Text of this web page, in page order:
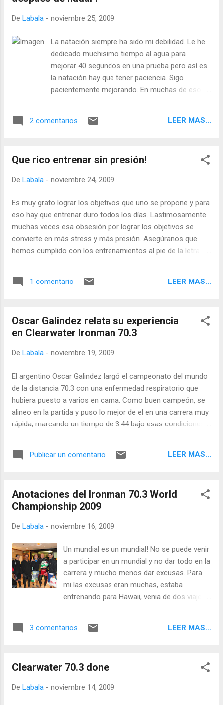
De Labala - noviembre 25, 2009
La natación siempre ha sido mi debilidad. Le he
dedicado muchisimo tiempo al agua para
mejorar 40 segundos en una prueba pero así es
la natación hay que tener paciencia. Sigo
pacientemente mejorando. En muchas de esos
cansado, con cero ganas de tirarse al agua, pero
trabajo. Tuve un día muy duro, pero totalmente
demandante. Estaba muy cansado cuando se
piscina como 30 minutos mas tarde de lo que
nada. Me cambie y como si el tiempo no
importara, me tire al agua. Tuve una sesión de
fuerza dura pero constante. Terminé la serie de
agua y era un hombre nuevo. Apenas estaba ya
2 comentarios LEER MAS...
Que rico entrenar sin presión!
De Labala - noviembre 24, 2009
Es muy grato lograr los objetivos que uno se propone y para
eso hay que entrenar duro todos los días. Lastimosamente
muchas veces esa obsesión por lograr los objetivos se
convierte en más stress y más presión. Asegúranos que
hemos cumplido con los entrenamientos al pie de la letra es
cumplir una sesión de entrenamiento en las etapas previas a
una competencia importante no me deja dormir! Es horrible
entrenamientos da una tranquilidad enorme de que estamos
listos para lo que venga. Estos días de offseason los
entrenar así. No quiero decir que no disfruto entrenar con
buena carrera, pero ahora que estamos en este periodo
donde no hay carreras en las próximas semanas, realmente
se puede disfrutar de los entr...
1 comentario LEER MAS...
Oscar Galindez relata su experiencia
en Clearwater Ironman 70.3
De Labala - noviembre 19, 2009
El argentino Oscar Galindez largó el campeonato del mundo
de la distancia 70.3 con una enfermedad respiratorio que
hubiera puesto a varios en cama. Como buen campeón, se
alineo en la partida y puso lo mejor de el en una carrera muy
rápida, marcando un tiempo de 3:44 bajo esas condiciones.
logro capatar este excelente vuideo de la corrida del duelo
Publicar un comentario LEER MAS...
Anotaciones del Ironman 70.3 World
Championship 2009
De Labala - noviembre 16, 2009
Un mundial es un mundial! No se puede venir
a participar en un mundial y no dar todo en la
carrera y mucho menos dar excusas. Para
mi las excusas eran muchas, estaba
entrenando para Hawaii, venia de dos viajes,
octubre, pero como dije antes, logre hacer
queria anotar algo de las vivencias de la
van: La Largada: Con la modalidad de time
3 comentarios LEER MAS...
Clearwater 70.3 done
De Labala - noviembre 14, 2009